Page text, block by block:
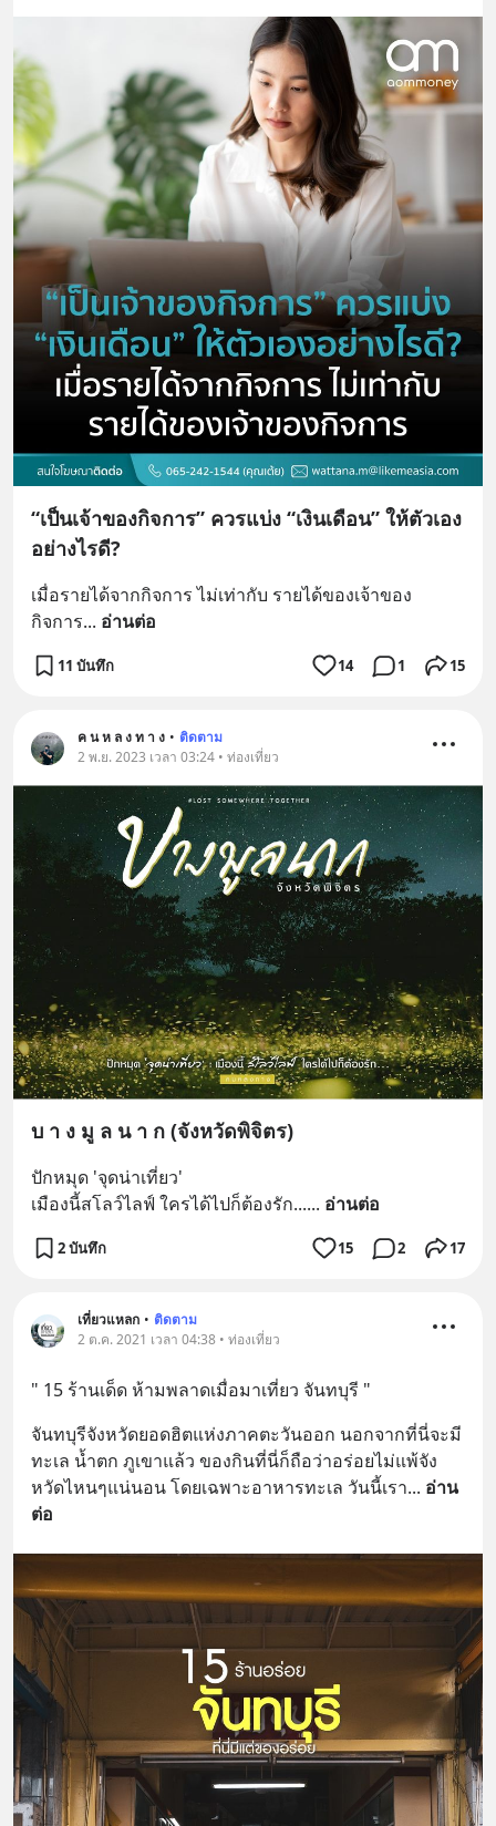
“เป็นเจ้าของกิจการ” ควรแบ่ง “เงินเดือน” ให้ตัวเอง
อย่างไรดี?
เมื่อรายได้จากกิจการ ไม่เท่ากับ รายได้ของเจ้าของ
กิจการ... อ่านต่อ
11 บันทึก 14 1 15
ค น ห ล ง ท า ง • ติดตาม
2 พ.ย. 2023 เวลา 03:24 • ท่องเที่ยว
บ า ง มู ล น า ก (จังหวัดพิจิตร)
ปักหมุด 'จุดน่าเที่ยว'
เมืองนี้สโลว์ไลฟ์ ใครได้ไปก็ต้องรัก...... อ่านต่อ
2 บันทึก 15 2 17
เที่ยวแหลก • ติดตาม
2 ต.ค. 2021 เวลา 04:38 • ท่องเที่ยว
" 15 ร้านเด็ด ห้ามพลาดเมื่อมาเที่ยว จันทบุรี "
จันทบุรีจังหวัดยอดฮิตแห่งภาคตะวันออก นอกจากที่นี่จะมี
ทะเล น้ำตก ภูเขาแล้ว ของกินที่นี่ก็ถือว่าอร่อยไม่แพ้จัง
หวัดไหนๆแน่นอน โดยเฉพาะอาหารทะเล วันนี้เรา... อ่าน
ต่อ